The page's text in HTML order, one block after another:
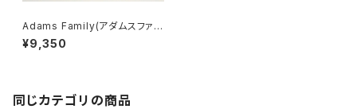
Adams Family(アダムスファミ
リー/ピアス・イヤリング）
¥9,350
同じカテゴリの商品